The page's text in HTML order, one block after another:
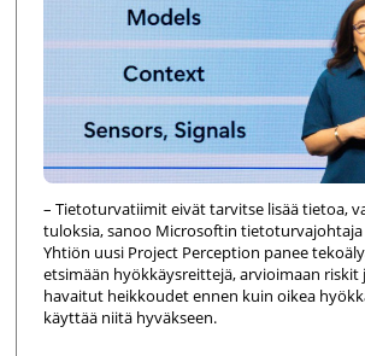
– Tietoturvatiimit eivät tarvitse lisää tietoa,
tuloksia, sanoo Microsoftin tietoturvajohtaja
Yhtiön uusi Project Perception panee
etsimään hyökkäysreittejä, arvioimaan riskit
havaitut heikkoudet ennen kuin oikea
käyttää niitä hyväkseen.